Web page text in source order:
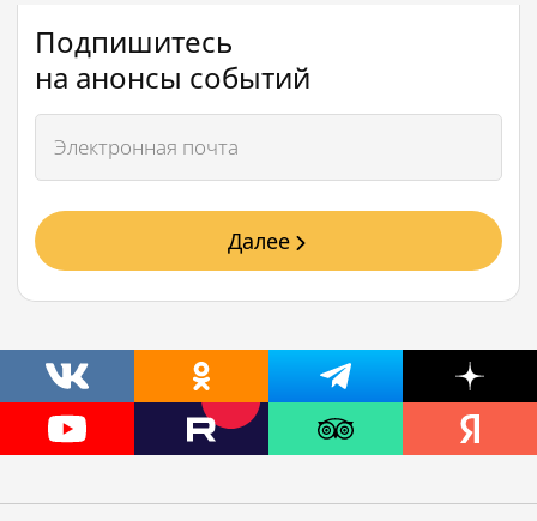
Подпишитесь
на анонсы событий
Далее